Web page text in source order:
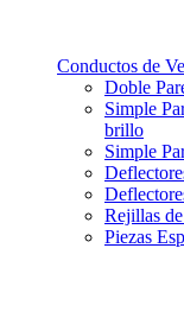
Conductos de
Doble
Simple
brillo
Simple
Rejillas
Piezas